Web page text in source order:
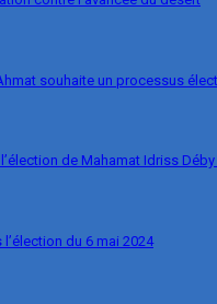
souhaite un processus
de Mahamat Idriss
du 6 mai 2024